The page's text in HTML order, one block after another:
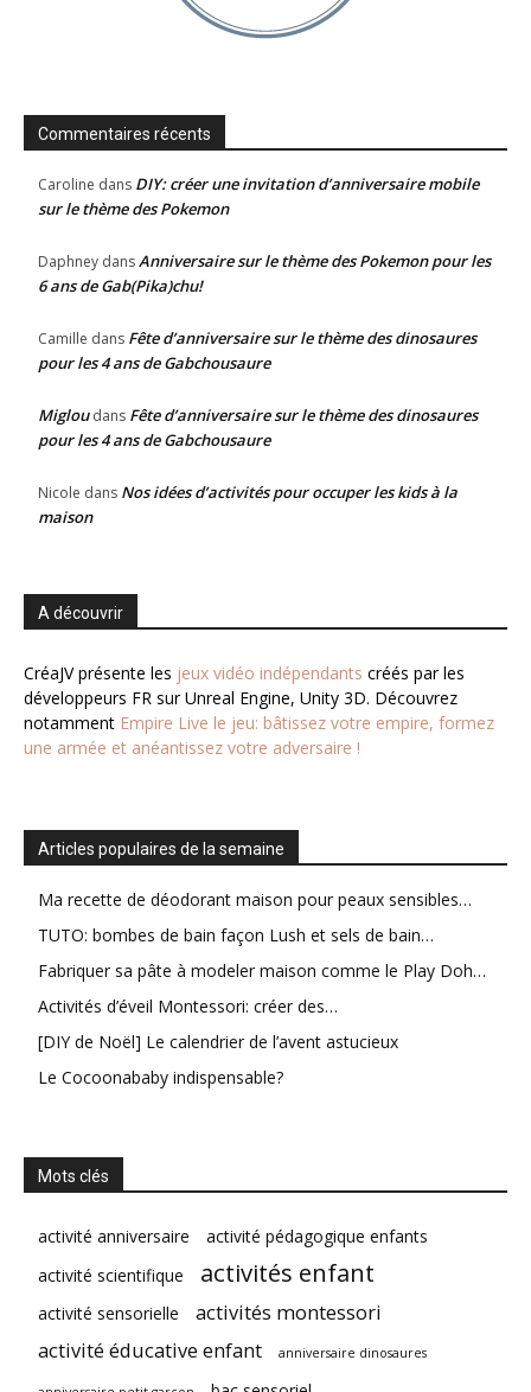
Commentaires récents
Caroline dans DIY: créer une invitation d’anniversaire mobile
sur le thème des Pokemon
Daphney dansAnniversaire sur le thème des Pokemon pour les
6 ans de Gab(Pika)chu!
Camille dans Fête d’anniversaire sur le thème des dinosaures
pour les 4 ans de Gabchousaure
Migloudans Fête d’anniversaire sur le thème des dinosaures
pour les 4 ans de Gabchousaure
Nicole dans Nos idées d’activités pour occuper les kids à la
maison
A découvrir
CréaJV présente les jeux vidéo indépendants créés par les
développeurs FR sur Unreal Engine, Unity 3D. Découvrez
notamment Empire Live le jeu: bâtissez votre empire, formez
une armée et anéantissez votre adversaire !
Articles populaires de la semaine
Ma recette de déodorant maison pour peaux sensibles…
TUTO: bombes de bain façon Lush et sels de bain…
Fabriquer sa pâte à modeler maison comme le Play Doh…
Activités d’éveil Montessori: créer des…
[DIY de Noël] Le calendrier de l’avent astucieux
Le Cocoonababy indispensable?
Mots clés
activité anniversaire
activité pédagogique enfants
activité scientifique
activités enfant
activité sensorielle
activités montessori
activité éducative enfant
anniversaire dinosaures